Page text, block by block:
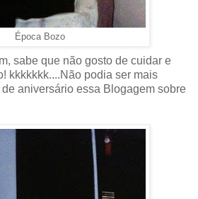
Época Bozo
sabe que não gosto de cuidar e
kkkkkkk....Não podia ser mais
aniversário essa Blogagem sobre